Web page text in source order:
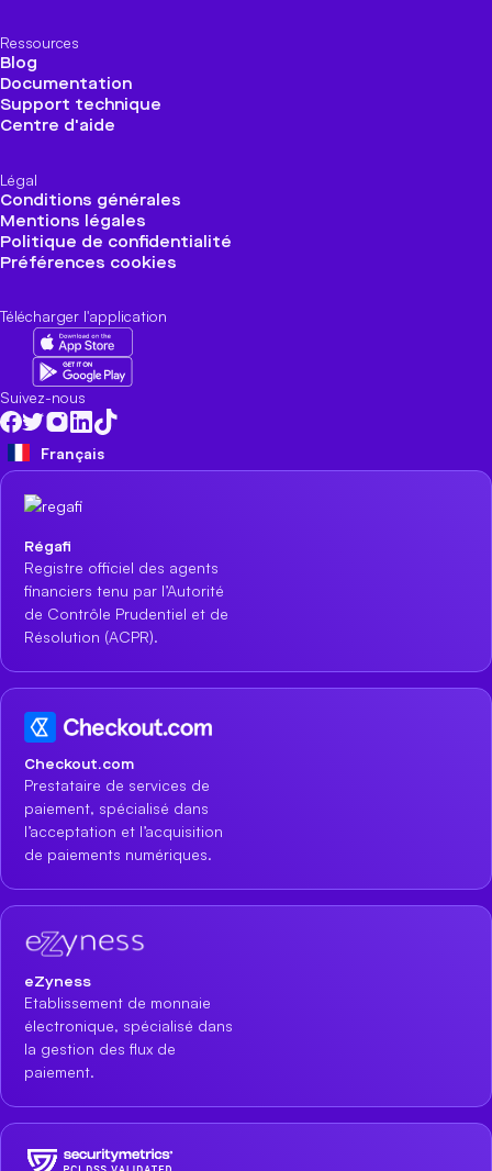
Ressources
Blog
Documentation
Support technique
Centre d'aide
Légal
Conditions générales
Mentions légales
Politique de confidentialité
Préférences cookies
Télécharger l'application
Suivez-nous
Français
Régafi
Registre officiel des agents
financiers tenu par l’Autorité
de Contrôle Prudentiel et de
Résolution (ACPR).
Checkout.com
Prestataire de services de
paiement, spécialisé dans
l’acceptation et l’acquisition
de paiements numériques.
eZyness
Etablissement de monnaie
électronique, spécialisé dans
la gestion des flux de
paiement.